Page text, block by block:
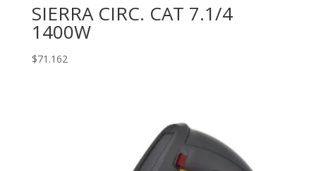
SIERRA CIRC. CAT 7.1/4
1400W
$71.162